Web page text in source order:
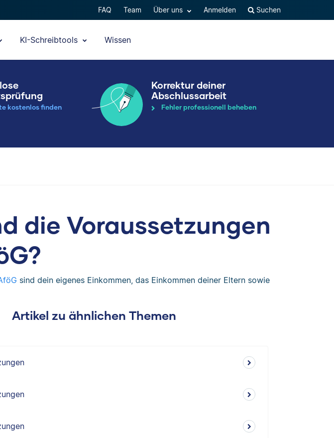
FAQ Team Über uns Anmelden Suchen
KI-Schreibtools Wissen
kostenlos finden
Korrektur deiner
Abschlussarbeit
Fehler professionell beheben
die Voraussetzungen
sind dein eigenes Einkommen, das Einkommen deiner Eltern sowie
Artikel zu ähnlichen Themen